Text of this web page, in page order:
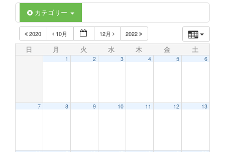
カテゴリー
2020 10月 12月 2022
日 月 火 水 木 金 土
1 2 3 4 5 6
7 8 9 10 11 12 13